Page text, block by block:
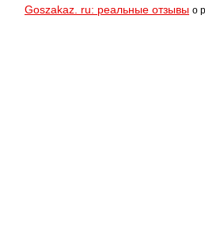
Goszakaz. ru: реальные отзывы о